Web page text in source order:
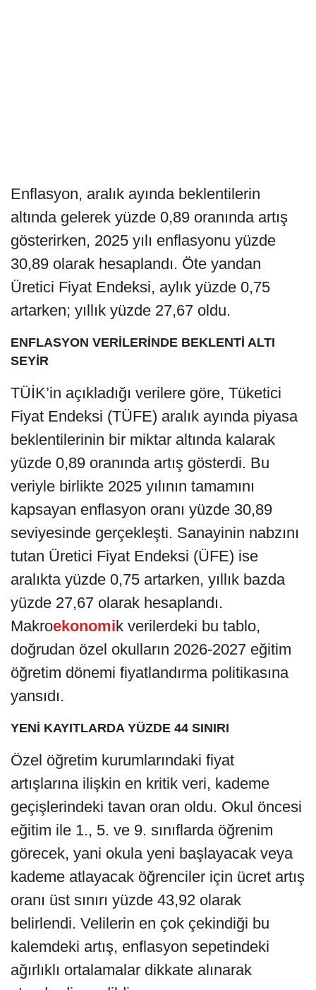
Enflasyon, aralık ayında beklentilerin
altında gelerek yüzde 0,89 oranında artış
gösterirken, 2025 yılı enflasyonu yüzde
30,89 olarak hesaplandı. Öte yandan
Üretici Fiyat Endeksi, aylık yüzde 0,75
artarken; yıllık yüzde 27,67 oldu.
ENFLASYON VERİLERİNDE BEKLENTİ ALTI
SEYİR
TÜİK’in açıkladığı verilere göre, Tüketici
Fiyat Endeksi (TÜFE) aralık ayında piyasa
beklentilerinin bir miktar altında kalarak
yüzde 0,89 oranında artış gösterdi. Bu
veriyle birlikte 2025 yılının tamamını
kapsayan enflasyon oranı yüzde 30,89
seviyesinde gerçekleşti. Sanayinin nabzını
tutan Üretici Fiyat Endeksi (ÜFE) ise
aralıkta yüzde 0,75 artarken, yıllık bazda
yüzde 27,67 olarak hesaplandı.
Makroekonomik verilerdeki bu tablo,
doğrudan özel okulların 2026-2027 eğitim
öğretim dönemi fiyatlandırma politikasına
yansıdı.
YENİ KAYITLARDA YÜZDE 44 SINIRI
Özel öğretim kurumlarındaki fiyat
artışlarına ilişkin en kritik veri, kademe
geçişlerindeki tavan oran oldu. Okul öncesi
eğitim ile 1., 5. ve 9. sınıflarda öğrenim
görecek, yani okula yeni başlayacak veya
kademe atlayacak öğrenciler için ücret artış
oranı üst sınırı yüzde 43,92 olarak
belirlendi. Velilerin en çok çekindiği bu
kalemdeki artış, enflasyon sepetindeki
ağırlıklı ortalamalar dikkate alınarak